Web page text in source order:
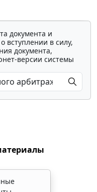
документа и
вступлении в силу,
документа,
версии системы